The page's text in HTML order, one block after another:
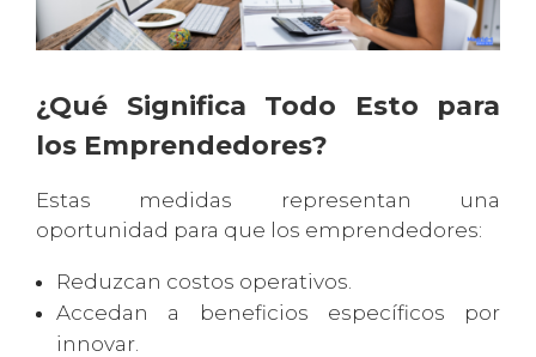
¿Qué Significa Todo Esto para
los Emprendedores?
Estas medidas representan una
oportunidad para que los emprendedores:
Reduzcan costos operativos.
Accedan a beneficios específicos por
innovar.